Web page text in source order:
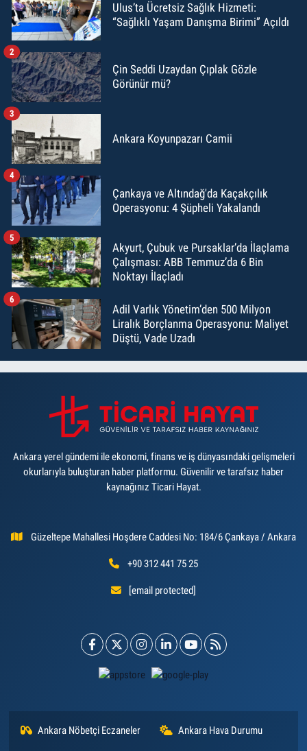
Ulus’ta Ücretsiz Sağlık Hizmeti:
“Sağlıklı Yaşam Danışma Birimi” Açıldı
Çin Seddi Uzaydan Çıplak Gözle
Görünür mü?
2
Ankara Koyunpazarı Camii
3
Çankaya ve Altındağ'da Kaçakçılık
Operasyonu: 4 Şüpheli Yakalandı
4
Akyurt, Çubuk ve Pursaklar’da İlaçlama
Çalışması: ABB Temmuz’da 6 Bin
Noktayı İlaçladı
5
Adil Varlık Yönetim’den 500 Milyon
Liralık Borçlanma Operasyonu: Maliyet
Düştü, Vade Uzadı
6
Ankara yerel gündemi ile ekonomi, finans ve iş dünyasındaki gelişmeleri
okurlarıyla buluşturan haber platformu. Güvenilir ve tarafsız haber
kaynağınız Ticari Hayat.
Güzeltepe Mahallesi Hoşdere Caddesi No: 184/6 Çankaya / Ankara
+90 312 441 75 25
[email protected]
Ankara Nöbetçi Eczaneler Ankara Hava Durumu